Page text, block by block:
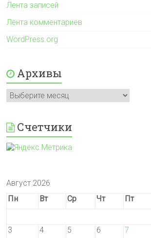
Лента записей
Лента комментариев
WordPress.org
Архивы
Архивы
Счетчики
Август 2026
Пн
Вт Ср Чт Пт
3
4 5 6 7